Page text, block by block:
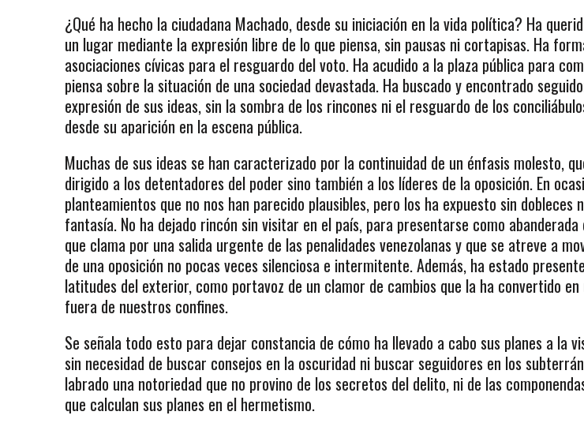
¿Qué ha hecho la ciudadana Machado, desde su iniciación en la vida política? Ha
un lugar mediante la expresión libre de lo que piensa, sin pausas ni cortapisas. Ha
asociaciones cívicas para el resguardo del voto. Ha acudido a la plaza pública para
piensa sobre la situación de una sociedad devastada. Ha buscado y encontrado
expresión de sus ideas, sin la sombra de los rincones ni el resguardo de los
desde su aparición en la escena pública.
Muchas de sus ideas se han caracterizado por la continuidad de un énfasis molesto,
dirigido a los detentadores del poder sino también a los líderes de la oposición. En
planteamientos que no nos han parecido plausibles, pero los ha expuesto sin dobleces
fantasía. No ha dejado rincón sin visitar en el país, para presentarse como abanderada
que clama por una salida urgente de las penalidades venezolanas y que se atreve a
de una oposición no pocas veces silenciosa e intermitente. Además, ha estado
latitudes del exterior, como portavoz de un clamor de cambios que la ha convertido en
fuera de nuestros confines.
Se señala todo esto para dejar constancia de cómo ha llevado a cabo sus planes a la
sin necesidad de buscar consejos en la oscuridad ni buscar seguidores en los
labrado una notoriedad que no provino de los secretos del delito, ni de las
que calculan sus planes en el hermetismo.